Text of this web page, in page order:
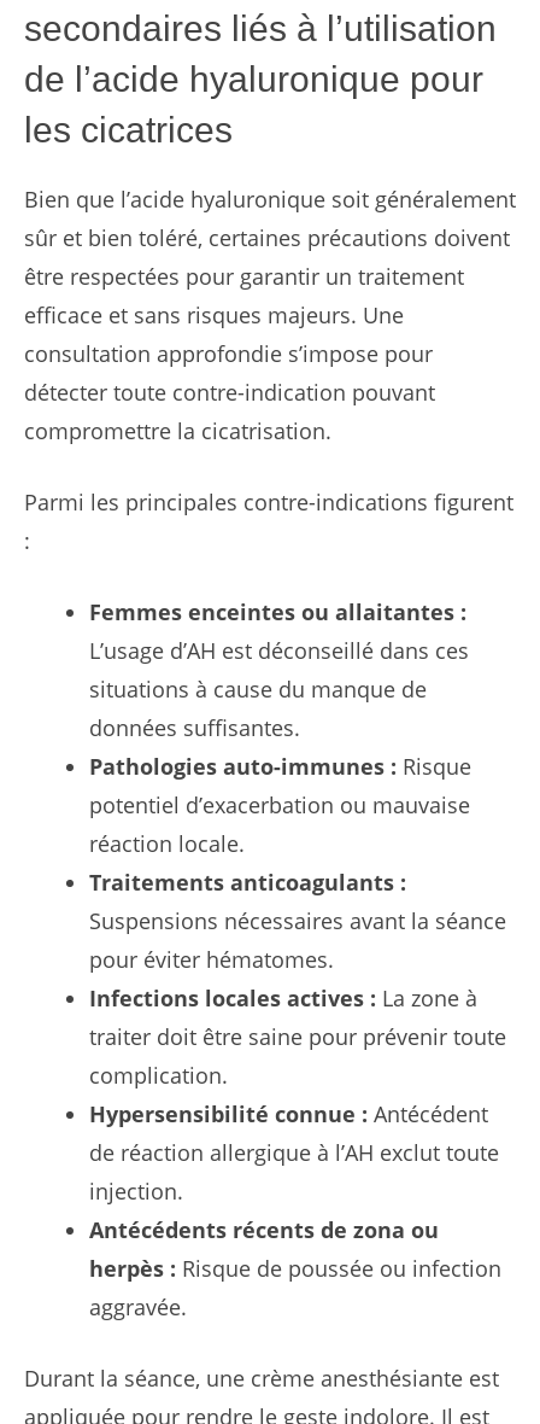
secondaires liés à l’utilisation
de l’acide hyaluronique pour
les cicatrices
Bien que l’acide hyaluronique soit généralement
sûr et bien toléré, certaines précautions doivent
être respectées pour garantir un traitement
efficace et sans risques majeurs. Une
consultation approfondie s’impose pour
détecter toute contre-indication pouvant
compromettre la cicatrisation.
Parmi les principales contre-indications figurent
:
Femmes enceintes ou allaitantes :
L’usage d’AH est déconseillé dans ces
situations à cause du manque de
données suffisantes.
Pathologies auto-immunes : Risque
potentiel d’exacerbation ou mauvaise
réaction locale.
Traitements anticoagulants :
Suspensions nécessaires avant la séance
pour éviter hématomes.
Infections locales actives : La zone à
traiter doit être saine pour prévenir toute
complication.
Hypersensibilité connue : Antécédent
de réaction allergique à l’AH exclut toute
injection.
Antécédents récents de zona ou
herpès : Risque de poussée ou infection
aggravée.
Durant la séance, une crème anesthésiante est
appliquée pour rendre le geste indolore. Il est